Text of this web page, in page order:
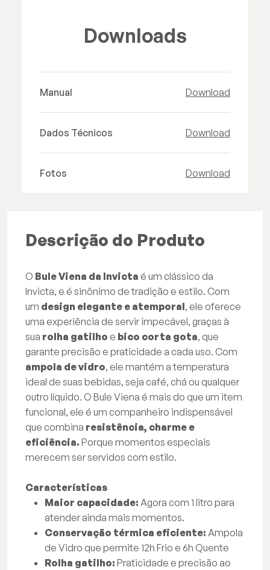
Downloads
Manual Download
Dados Técnicos Download
Fotos Download
Descrição do Produto
O Bule Viena da Invicta é um clássico da
Invicta, e é sinônimo de tradição e estilo. Com
um design elegante e atemporal, ele oferece
uma experiência de servir impecável, graças à
sua rolha gatilho e bico corta gota, que
garante precisão e praticidade a cada uso. Com
ampola de vidro, ele mantém a temperatura
ideal de suas bebidas, seja café, chá ou qualquer
outro líquido. O Bule Viena é mais do que um item
funcional, ele é um companheiro indispensável
que combina resistência, charme e
eficiência. Porque momentos especiais
merecem ser servidos com estilo.
Características
Maior capacidade: Agora com 1 litro para
atender ainda mais momentos.
Conservação térmica eficiente: Ampola
de Vidro que permite 12h Frio e 6h Quente
Rolha gatilho: Praticidade e precisão ao